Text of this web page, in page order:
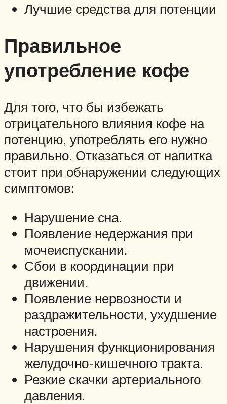
Лучшие средства для потенции
Правильное
употребление кофе
Для того, что бы избежать
отрицательного влияния кофе на
потенцию, употреблять его нужно
правильно. Отказаться от напитка
стоит при обнаружении следующих
симптомов:
Нарушение сна.
Появление недержания при
мочеиспускании.
Сбои в координации при
движении.
Появление нервозности и
раздражительности, ухудшение
настроения.
Нарушения функционирования
желудочно-кишечного тракта.
Резкие скачки артериального
давления.